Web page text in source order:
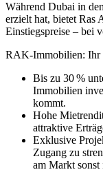
Während Dubai in
erzielt hat, bietet Ras
Einstiegspreise – bei
RAK-Immobilien: Ihr
Bis zu 30 %
Immobilien
kommt.
Hohe
attraktive
Exklusive
Zugang zu
am Markt